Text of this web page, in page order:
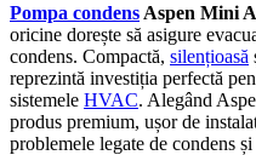
Pompa condens Aspen Mini
oricine dorește să asigure
condens. Compactă, silențioasă
reprezintă investiția perfectă
sistemele HVAC. Alegând
produs premium, ușor de
problemele legate de condens